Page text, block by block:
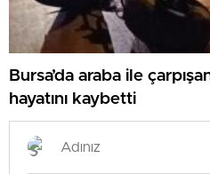
Bursa’da araba ile
hayatını kaybetti